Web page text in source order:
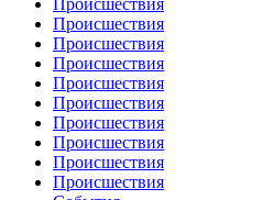
Происшествия
Происшествия
Происшествия
Происшествия
Происшествия
Происшествия
Происшествия
Происшествия
Происшествия